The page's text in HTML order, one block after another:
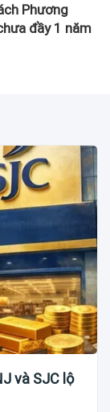
Phương
đầy 1 năm
và SJC lộ